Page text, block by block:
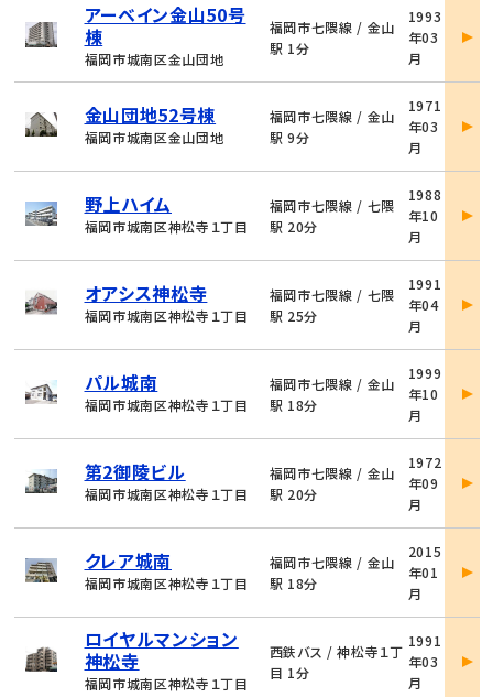
アーベイン金山50号
棟
福岡市城南区金山団地
福岡市七隈線 / 金山
駅 1分
1993
年03
月
詳
金山団地52号棟
福岡市城南区金山団地
福岡市七隈線 / 金山
駅 9分
1971
年03
月
詳
野上ハイム
福岡市城南区神松寺１丁目
福岡市七隈線 / 七隈
駅 20分
1988
年10
月
詳
オアシス神松寺
福岡市城南区神松寺１丁目
福岡市七隈線 / 七隈
駅 25分
1991
年04
月
詳
パル城南
福岡市城南区神松寺１丁目
福岡市七隈線 / 金山
駅 18分
1999
年10
月
詳
第2御陵ビル
福岡市城南区神松寺１丁目
福岡市七隈線 / 金山
駅 20分
1972
年09
月
詳
クレア城南
福岡市城南区神松寺１丁目
福岡市七隈線 / 金山
駅 18分
2015
年01
月
詳
ロイヤルマンション
神松寺
福岡市城南区神松寺１丁目
西鉄バス / 神松寺１丁
目 1分
1991
年03
月
詳